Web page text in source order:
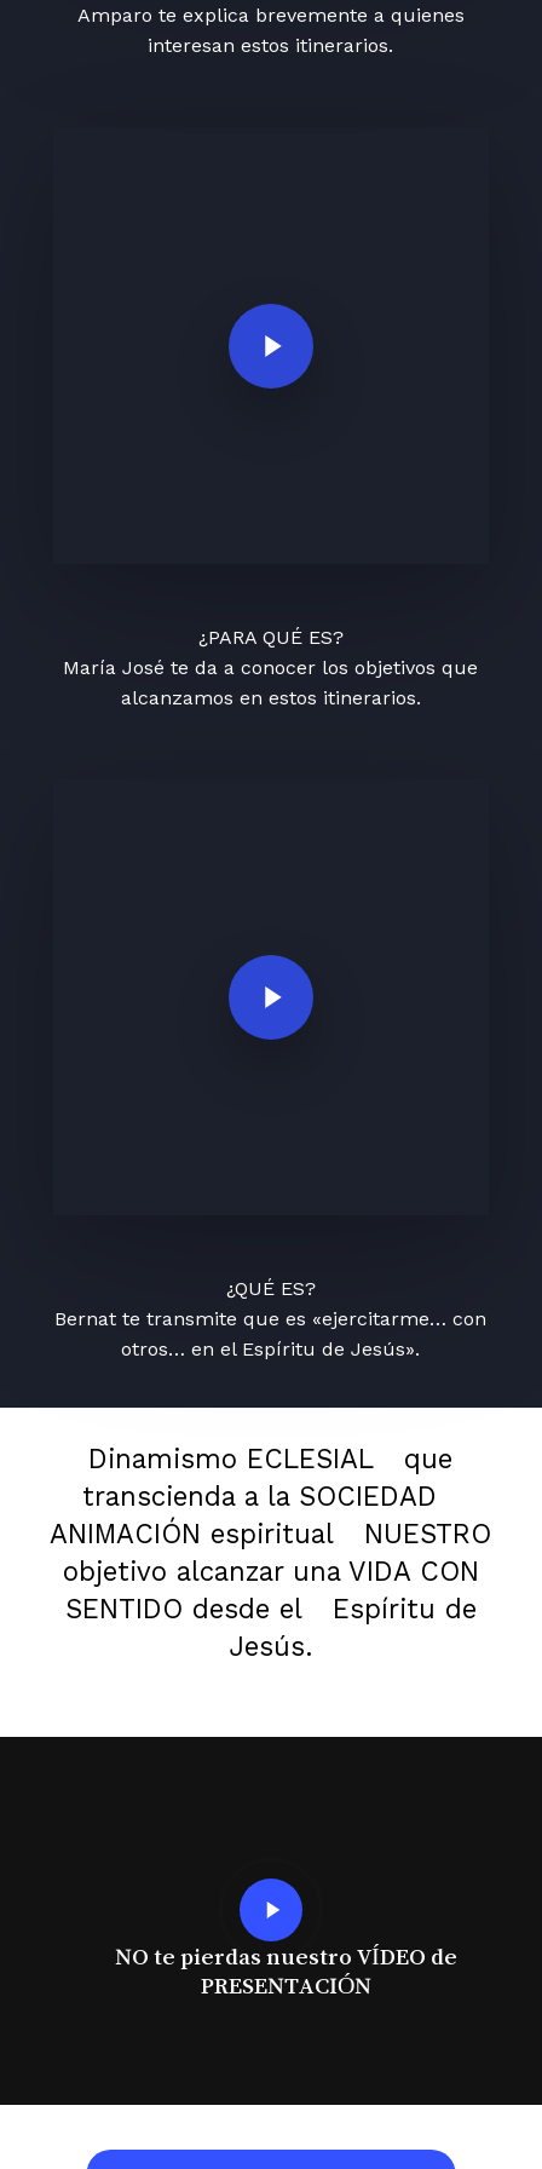
Amparo te explica brevemente a quienes
interesan estos itinerarios.
Play Video
¿PARA QUÉ ES?
María José te da a conocer los objetivos que
alcanzamos en estos itinerarios.
Play Video
¿QUÉ ES?
Bernat te transmite que es «ejercitarme… con
otros… en el Espíritu de Jesús».
Dinamismo ECLESIAL
que
transcienda a la SOCIEDAD
ANIMACIÓN espiritual
NUESTRO
objetivo alcanzar una VIDA CON
SENTIDO desde el
Espíritu de
Jesús.
Play
Video
NO te pierdas nuestro VÍDEO de
PRESENTACIÓN